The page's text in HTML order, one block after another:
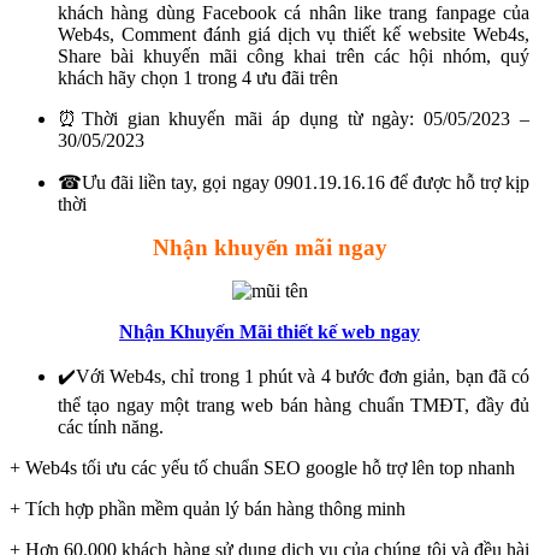
khách hàng dùng Facebook cá nhân like trang fanpage của
Web4s, Comment đánh giá dịch vụ thiết kế website Web4s,
Share bài khuyến mãi công khai trên các hội nhóm, quý
khách hãy chọn 1 trong 4 ưu đãi trên
⏰Thời gian khuyến mãi áp dụng từ ngày: 05/05/2023 –
30/05/2023
☎Ưu đãi liền tay, gọi ngay 0901.19.16.16 để được hỗ trợ kịp
thời
Nhận khuyến mãi ngay
Nhận Khuyến Mãi thiết kế web ngay
✔️Với Web4s, chỉ trong 1 phút và 4 bước đơn giản, bạn đã có
thể tạo ngay một trang web bán hàng chuẩn TMĐT, đầy đủ
các tính năng.
+ Web4s tối ưu các yếu tố chuẩn SEO google hỗ trợ lên top nhanh
+ Tích hợp phần mềm quản lý bán hàng thông minh
+ Hơn 60.000 khách hàng sử dụng dịch vụ của chúng tôi và đều hài